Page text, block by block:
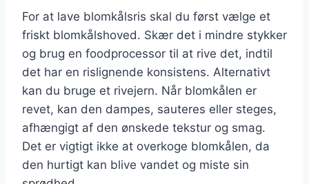
For at lave blomkålsris skal du først vælge et
friskt blomkålshoved. Skær det i mindre stykker
og brug en foodprocessor til at rive det, indtil
det har en rislignende konsistens. Alternativt
kan du bruge et rivejern. Når blomkålen er
revet, kan den dampes, sauteres eller steges,
afhængigt af den ønskede tekstur og smag.
Det er vigtigt ikke at overkoge blomkålen, da
den hurtigt kan blive vandet og miste sin